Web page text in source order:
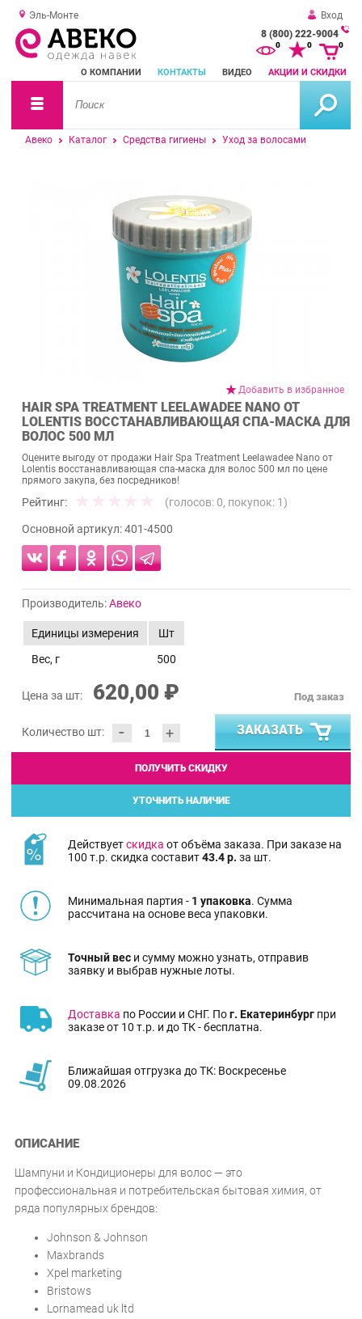
Эль-Монте
Вход
8 (800) 222-9004
О КОМПАНИИ КОНТАКТЫ ВИДЕО АКЦИИ И СКИДКИ
0 0 0
Авеко Каталог Средства гигиены Уход за волосами
Добавить в избранное
HAIR SPA TREATMENT LEELAWADEE NANO ОТ
LOLENTIS ВОССТАНАВЛИВАЮЩАЯ СПА-МАСКА ДЛЯ
ВОЛОС 500 МЛ
Оцените выгоду от продажи Hair Spa Treatment Leelawadee Nano от
Lolentis восстанавливающая спа-маска для волос 500 мл по цене
прямого закупа, без посредников!
Рейтинг: (голосов: 0, покупок: 1)
Основной артикул:401-4500
Производитель:Авеко
Единицы измерения
Шт
Вес, г
500
Цена за шт: 620,00 ₽
Количество шт: - +
Под заказ
ЗАКАЗАТЬ
ПОЛУЧИТЬ СКИДКУ
УТОЧНИТЬ НАЛИЧИЕ
Действуетскидка от объёма заказа. При заказе на
100 т.р. скидка составит43.4 р. за шт.
Минимальная партия - 1 упаковка. Сумма
рассчитана на основе веса упаковки.
Точный вес и сумму можно узнать, отправив
заявку и выбрав нужные лоты.
Доставка по России и СНГ. Пог. Екатеринбург при
заказе от 10 т.р. и до ТК - бесплатна.
Ближайшая отгрузка до ТК: Воскресенье
09.08.2026
ОПИСАНИЕ
Шампуни и Кондиционеры для волос — это
профессиональная и потребительская бытовая химия, от
ряда популярных брендов:
Johnson & Johnson
Maxbrands
Xpel marketing
Bristows
Lornamead uk ltd